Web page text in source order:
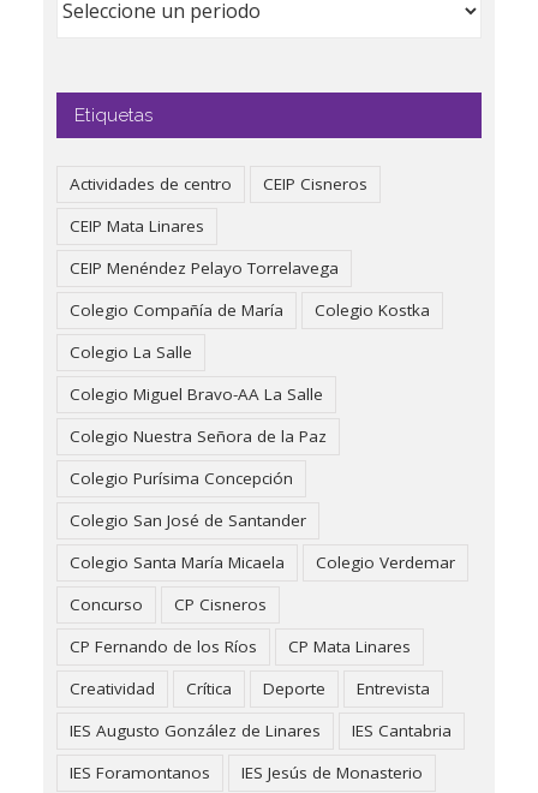
Etiquetas
Actividades de centro
CEIP Cisneros
CEIP Mata Linares
CEIP Menéndez Pelayo Torrelavega
Colegio Compañía de María
Colegio Kostka
Colegio La Salle
Colegio Miguel Bravo-AA La Salle
Colegio Nuestra Señora de la Paz
Colegio Purísima Concepción
Colegio San José de Santander
Colegio Santa María Micaela
Colegio Verdemar
Concurso
CP Cisneros
CP Fernando de los Ríos
CP Mata Linares
Creatividad
Crítica Deporte
Entrevista
IES Augusto González de Linares
IES Cantabria
IES Foramontanos
IES Jesús de Monasterio